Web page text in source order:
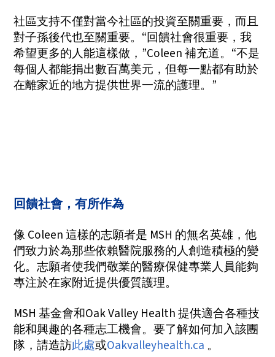
社區支持不僅對當今社區的投資至關重要，而且
對子孫後代也至關重要。“回饋社會很重要，我
希望更多的人能這樣做，”Coleen 補充道。“不是
每個人都能捐出數百萬美元，但每一點都有助於
在離家近的地方提供世界一流的護理。”
回饋社會，有所作為
像 Coleen 這樣的志願者是 MSH 的無名英雄，他
們致力於為那些依賴醫院服務的人創造積極的變
化。志願者使我們敬業的醫療保健專業人員能夠
專注於在家附近提供優質護理。
MSH 基金會和Oak Valley Health 提供適合各種技
能和興趣的各種志工機會。要了解如何加入該團
隊，請造訪此處或Oakvalleyhealth.ca 。